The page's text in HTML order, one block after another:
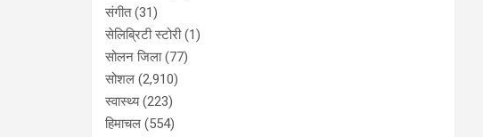
संगीत(31)
सेलिब्रिटी स्टोरी(1)
सोलन जिला(77)
सोशल (2,910)
स्वास्थ्य(223)
हिमाचल (554)